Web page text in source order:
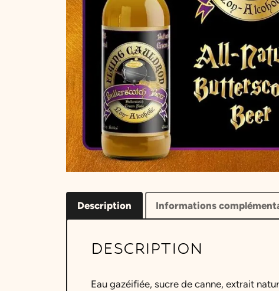
Description Informations
DESCRIPTION
Eau gazéifiée, sucre de canne, extrait